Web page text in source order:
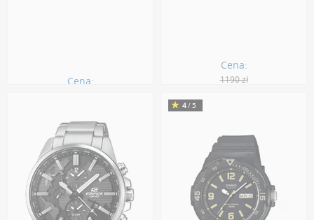
Cena:
Cena:
1190 zł
4/5